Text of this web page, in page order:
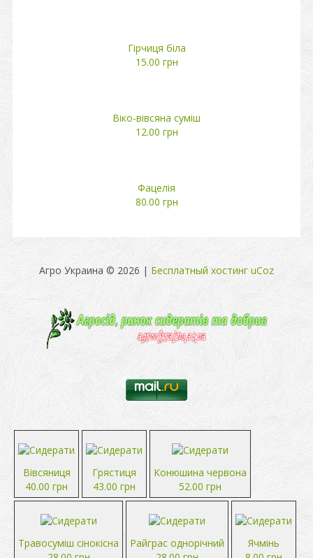
Гірчиця біла
15.00 грн
Віко-вівсяна суміш
12.00 грн
Фацелія
80.00 грн
Агро Украина © 2026 | Бесплатный хостинг uCoz
Вівсяниця
40.00 грн
Грястиця
43.00 грн
Конюшина червона
52.00 грн
Травосуміш сінокісна
Райграс однорічний
Ячмінь